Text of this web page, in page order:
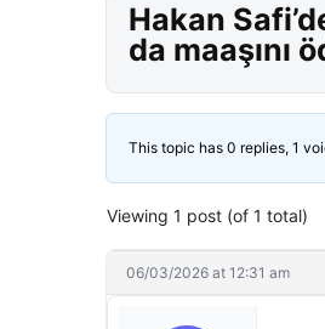
Hakan
da maaşını
This topic has 0 replies, 1
Viewing 1 post (of 1 total)
06/03/2026 at 12:31 am